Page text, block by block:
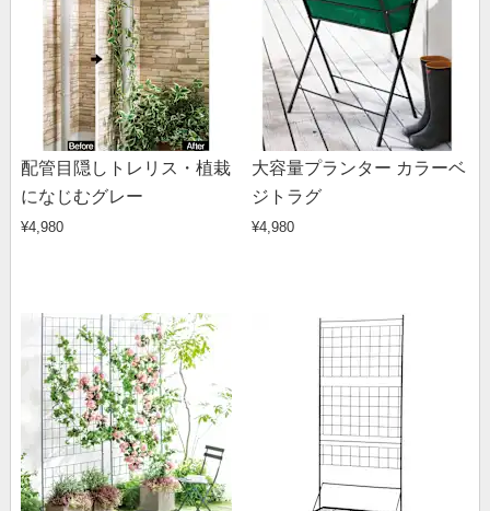
配管目隠しトレリス・植栽
になじむグレー
¥4,980
大容量プランター カラーベ
ジトラグ
¥4,980